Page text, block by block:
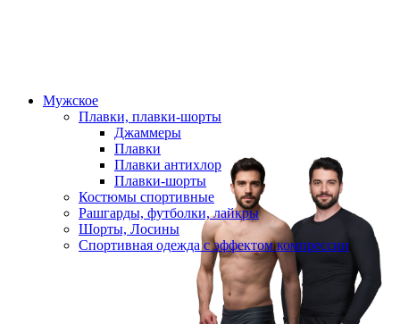
Мужское
Плавки, плавки-шорты
Джаммеры
Плавки
Плавки антихлор
Плавки-шорты
Костюмы спортивные
Рашгарды, футболки, лайкры
Шорты, Лосины
Спортивная одежда с эффектом компрессии